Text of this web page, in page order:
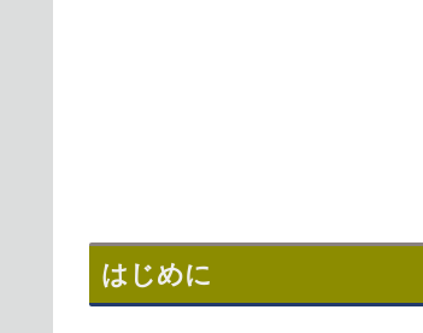
はじめに